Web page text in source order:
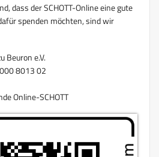
dass der SCHOTT-Online eine gute
spenden möchten, sind wir
Beuron e.V.
8013 02
Online-SCHOTT